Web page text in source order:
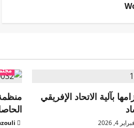
بآلية الاتحاد الإفريقي
فبراير 4, 2026